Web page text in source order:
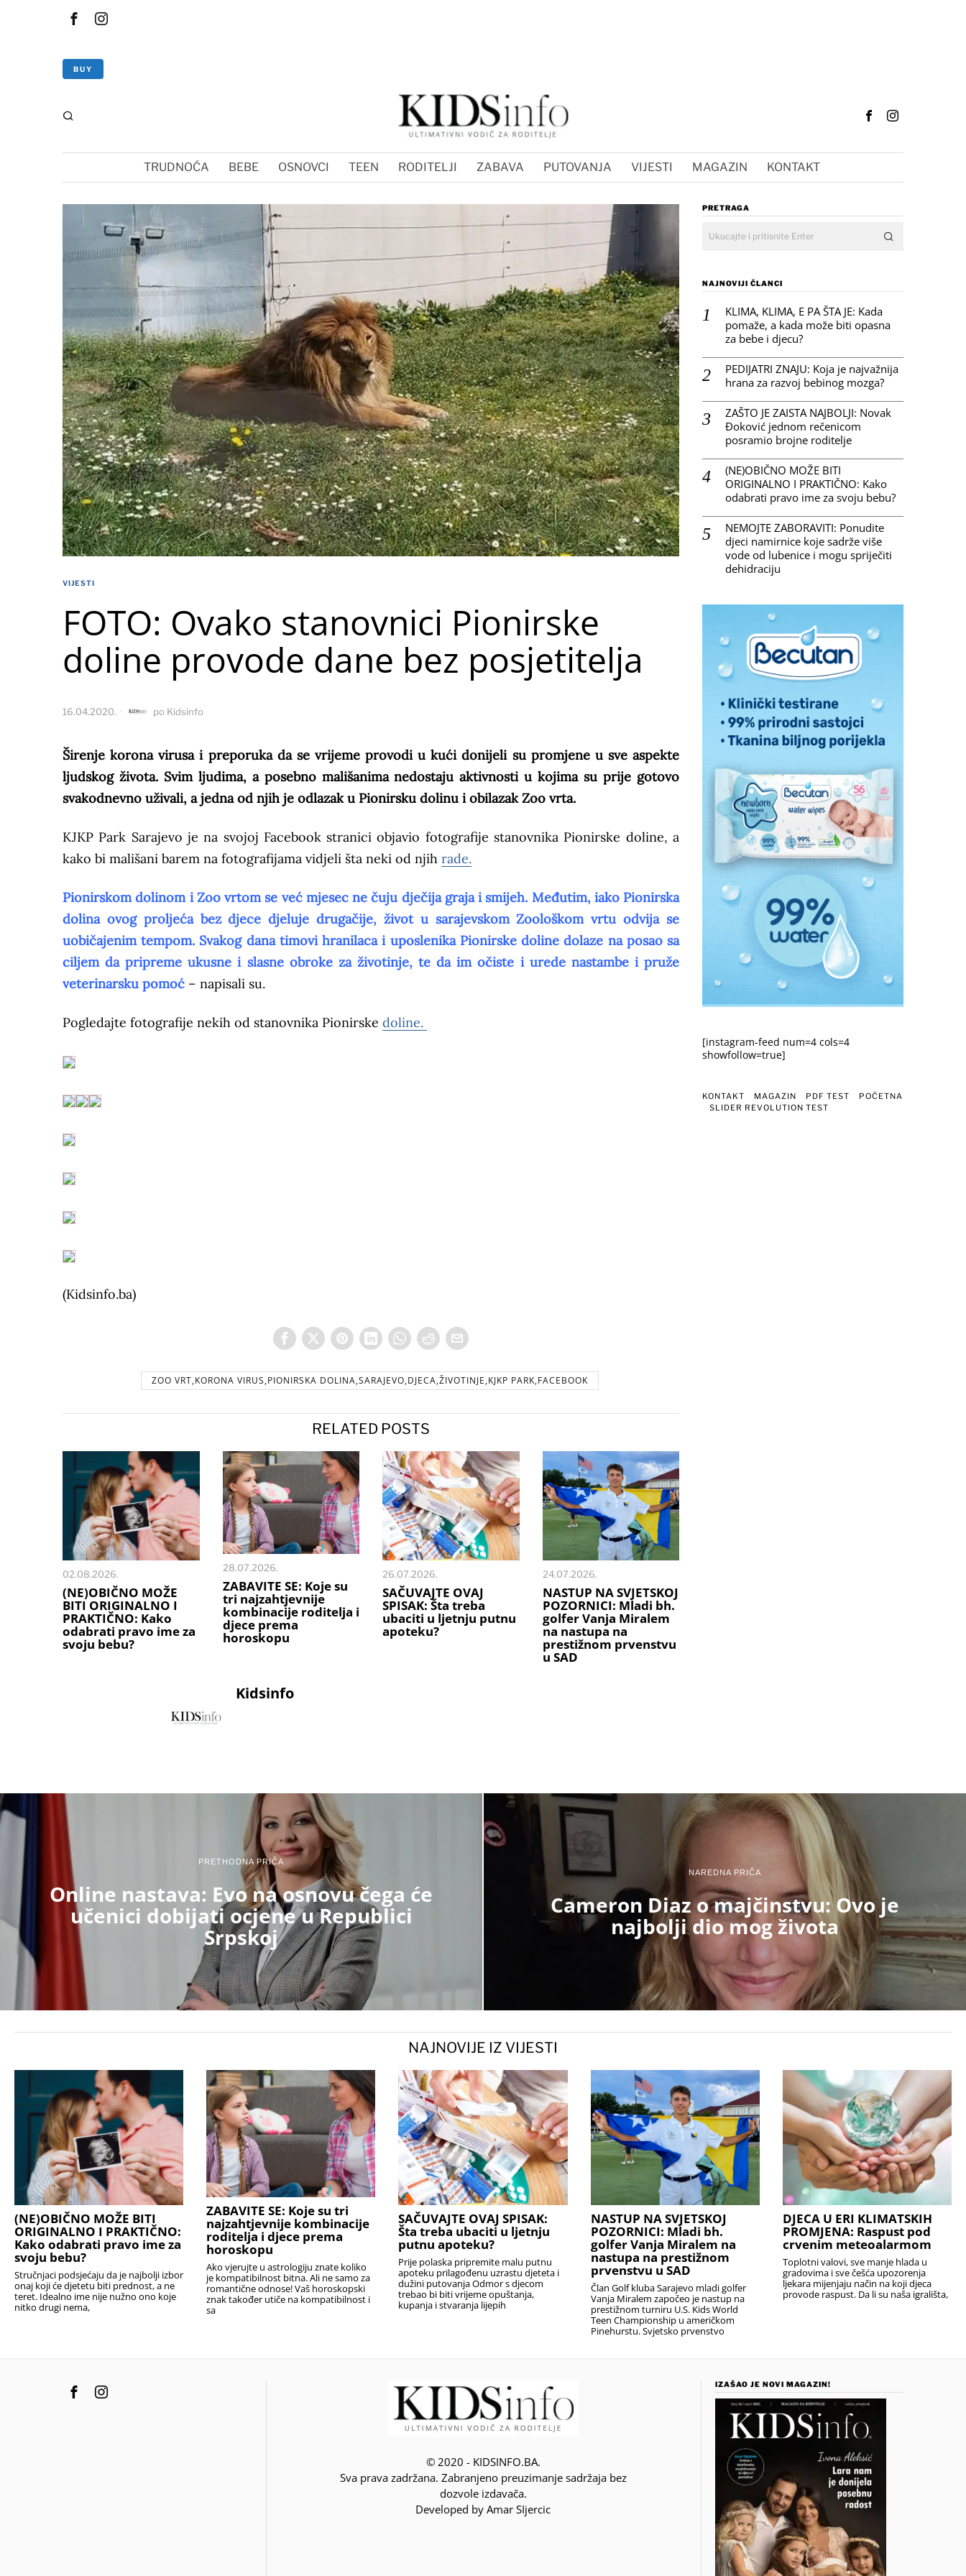
BUY
TRUDNOĆA BEBE OSNOVCI TEEN RODITELJI ZABAVA PUTOVANJA VIJESTI MAGAZIN KONTAKT
VIJESTI
FOTO: Ovako stanovnici Pionirske
doline provode dane bez posjetitelja
16.04.2020. po Kidsinfo
Širenje korona virusa i preporuka da se vrijeme provodi u kući donijeli su promjene u sve aspekte
ljudskog života. Svim ljudima, a posebno mališanima nedostaju aktivnosti u kojima su prije gotovo
svakodnevno uživali, a jedna od njih je odlazak u Pionirsku dolinu i obilazak Zoo vrta.
KJKP Park Sarajevo je na svojoj Facebook stranici objavio fotografije stanovnika Pionirske doline, a
kako bi mališani barem na fotografijama vidjeli šta neki od njih rade.
Pionirskom dolinom i Zoo vrtom se već mjesec ne čuju dječija graja i smijeh. Međutim, iako Pionirska
dolina ovog proljeća bez djece djeluje drugačije, život u sarajevskom Zoološkom vrtu odvija se
uobičajenim tempom. Svakog dana timovi hranilaca i uposlenika Pionirske doline dolaze na posao sa
ciljem da pripreme ukusne i slasne obroke za životinje, te da im očiste i urede nastambe i pruže
veterinarsku pomoć – napisali su.
Pogledajte fotografije nekih od stanovnika Pionirske doline.
(Kidsinfo.ba)
ZOO VRT,KORONA VIRUS,PIONIRSKA DOLINA,SARAJEVO,DJECA,ŽIVOTINJE,KJKP PARK,FACEBOOK
RELATED POSTS
02.08.2026.
(NE)OBIČNO MOŽE
BITI ORIGINALNO I
PRAKTIČNO: Kako
odabrati pravo ime za
svoju bebu?
28.07.2026.
ZABAVITE SE: Koje su
tri najzahtjevnije
kombinacije roditelja i
djece prema
horoskopu
26.07.2026.
SAČUVAJTE OVAJ
SPISAK: Šta treba
ubaciti u ljetnju putnu
apoteku?
24.07.2026.
NASTUP NA SVJETSKOJ
POZORNICI: Mladi bh.
golfer Vanja Miralem
na nastupa na
prestižnom prvenstvu
u SAD
Kidsinfo
PRETRAGA
NAJNOVIJI ČLANCI
KLIMA, KLIMA, E PA ŠTA JE: Kada
pomaže, a kada može biti opasna
za bebe i djecu?
PEDIJATRI ZNAJU: Koja je najvažnija
hrana za razvoj bebinog mozga?
ZAŠTO JE ZAISTA NAJBOLJI: Novak
Đoković jednom rečenicom
posramio brojne roditelje
(NE)OBIČNO MOŽE BITI
ORIGINALNO I PRAKTIČNO: Kako
odabrati pravo ime za svoju bebu?
NEMOJTE ZABORAVITI: Ponudite
djeci namirnice koje sadrže više
vode od lubenice i mogu spriječiti
dehidraciju
[instagram-feed num=4 cols=4
showfollow=true]
KONTAKT MAGAZIN PDF TEST
POČETNA
SLIDER REVOLUTION TEST
PRETHODNA PRIČA
Online nastava: Evo na osnovu čega će
učenici dobijati ocjene u Republici
Srpskoj
NAREDNA PRIČA
Cameron Diaz o majčinstvu: Ovo je
najbolji dio mog života
NAJNOVIJE IZ VIJESTI
(NE)OBIČNO MOŽE BITI
ORIGINALNO I PRAKTIČNO:
Kako odabrati pravo ime za
svoju bebu?
Stručnjaci podsjećaju da je najbolji izbor
onaj koji će djetetu biti prednost, a ne
teret. Idealno ime nije nužno ono koje
nitko drugi nema,
ZABAVITE SE: Koje su tri
najzahtjevnije kombinacije
roditelja i djece prema
horoskopu
Ako vjerujte u astrologiju znate koliko
je kompatibilnost bitna. Ali ne samo za
romantične odnose! Vaš horoskopski
znak također utiče na kompatibilnost i
sa
SAČUVAJTE OVAJ SPISAK:
Šta treba ubaciti u ljetnju
putnu apoteku?
Prije polaska pripremite malu putnu
apoteku prilagođenu uzrastu djeteta i
dužini putovanja Odmor s djecom
trebao bi biti vrijeme opuštanja,
kupanja i stvaranja lijepih
NASTUP NA SVJETSKOJ
POZORNICI: Mladi bh.
golfer Vanja Miralem na
nastupa na prestižnom
prvenstvu u SAD
Član Golf kluba Sarajevo mladi golfer
Vanja Miralem započeo je nastup na
prestižnom turniru U.S. Kids World
Teen Championship u američkom
Pinehurstu. Svjetsko prvenstvo
DJECA U ERI KLIMATSKIH
PROMJENA: Raspust pod
crvenim meteoalarmom
Toplotni valovi, sve manje hlada u
gradovima i sve češća upozorenja
ljekara mijenjaju način na koji djeca
provode raspust. Da li su naša igrališta,
© 2020 - KIDSINFO.BA.
Sva prava zadržana. Zabranjeno preuzimanje sadržaja bez
dozvole izdavača.
Developed by Amar SIjercic
IZAŠAO JE NOVI MAGAZIN!